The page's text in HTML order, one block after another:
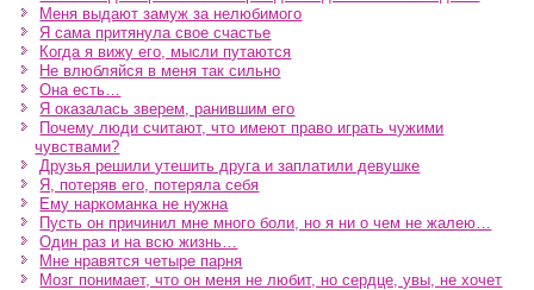
Меня выдают замуж за нелюбимого
Я сама притянула свое счастье
Когда я вижу его, мысли путаются
Не влюбляйся в меня так сильно
Она есть…
Я оказалась зверем, ранившим его
Почему люди считают, что имеют право играть чужими
чувствами?
Друзья решили утешить друга и заплатили девушке
Я, потеряв его, потеряла себя
Ему наркоманка не нужна
Пусть он причинил мне много боли, но я ни о чем не жалею…
Один раз и на всю жизнь…
Мне нравятся четыре парня
Мозг понимает, что он меня не любит, но сердце, увы, не хочет